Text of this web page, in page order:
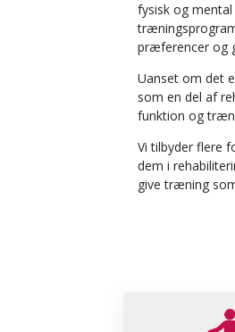
fysisk og
præferencer og
Uanset om det
som en del af
funktion og
Vi tilbyder flere
dem i
give træning